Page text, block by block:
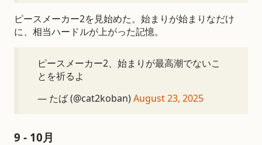
ピースメーカー2を見始めた。始まりが始まりなだけ
に、相当ハードルが上がった記憶。
ピースメーカー2、始まりが最高潮でないこ
とを祈るよ
— たば (@cat2koban)August 23, 2025
9 - 10月